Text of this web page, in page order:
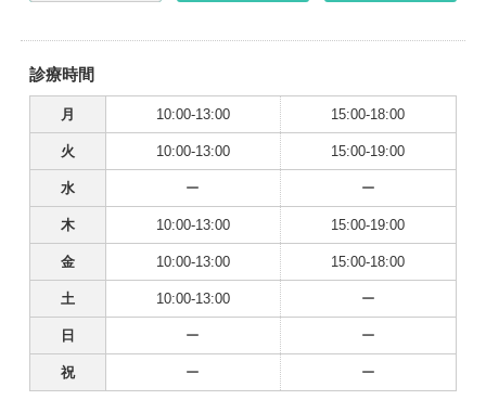
診療時間
月 10:00-13:00 15:00-18:00
火 10:00-13:00 15:00-19:00
水 ー ー
木 10:00-13:00 15:00-19:00
金 10:00-13:00 15:00-18:00
土 10:00-13:00 ー
日 ー ー
祝 ー ー